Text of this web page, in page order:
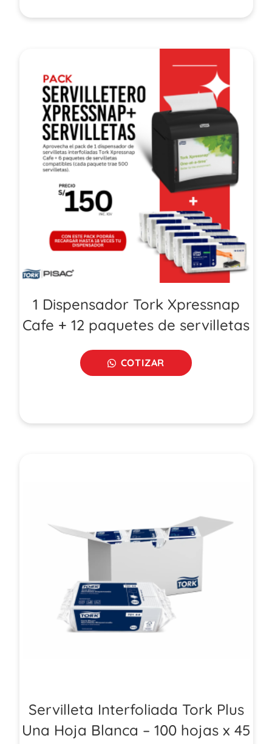
1 Dispensador Tork Xpressnap
Cafe + 12 paquetes de servilletas
COTIZAR
Servilleta Interfoliada Tork Plus
Una Hoja Blanca – 100 hojas x 45